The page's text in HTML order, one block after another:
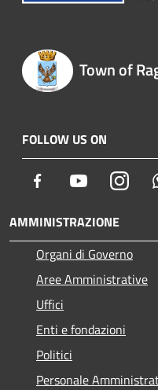
Town of
FOLLOW US ON
Facebook Youtube
AMMINISTRAZIONE
Organi di Governo
Aree Amministrative
Uffici
Enti e fondazioni
Politici
Personale